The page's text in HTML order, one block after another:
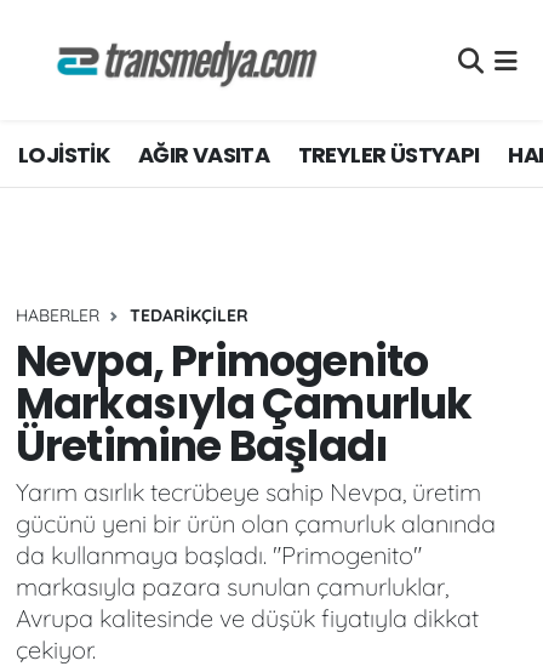
LOJİSTİK AĞIR VASITA TREYLER ÜSTYAPI
HABERLER TEDARİKÇİLER
Nevpa, Primogenito
Markasıyla Çamurluk
Üretimine Başladı
Yarım asırlık tecrübeye sahip Nevpa, üretim
gücünü yeni bir ürün olan çamurluk alanında
da kullanmaya başladı. "Primogenito"
markasıyla pazara sunulan çamurluklar,
Avrupa kalitesinde ve düşük fiyatıyla dikkat
çekiyor.
TİCARİ ARAÇLAR
AKTÜEL
YEŞİL LOJİSTİK
EĞİTİM
Nöbetçi Eczaneler
Hava Durumu
Süper Lig Puan Durumu ve Fikstür
Tüm Manşetler
Son Dakika Haberleri
Haber Arşivi